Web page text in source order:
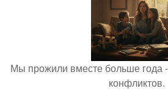
Мы прожили вместе больше года
конфликтов.